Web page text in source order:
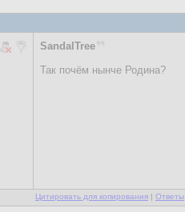
SandalTree
Так почём нынче Родина?
Цитировать для копирования | Ответы